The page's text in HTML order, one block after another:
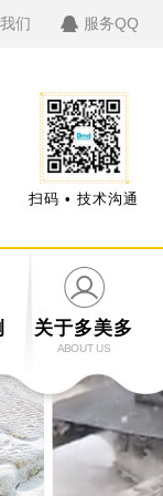
们 服务QQ
扫码 • 技术沟通
关于多美多
ABOUT US